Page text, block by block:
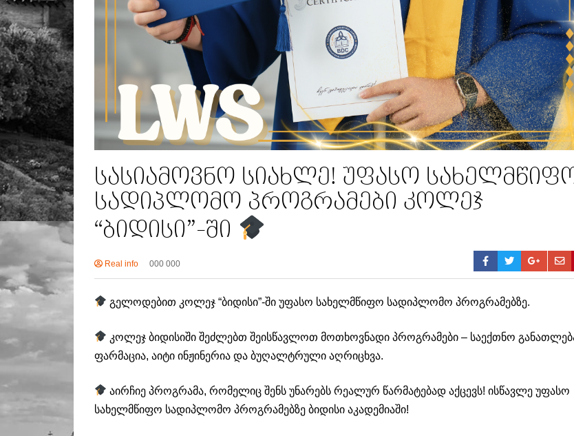
სასიამოვნო სიახლე! უფასო
სადიპლომო პროგრამები კოლეჯ
“ბიდისი”-ში
Real info 000 000
გელოდებით კოლეჯ “ბიდისი”-ში უფასო სახელმწიფო სადიპლომო პროგრამებზე.
კოლეჯ ბიდისიში შეძლებთ შეისწავლოთ მოთხოვნადი პროგრამები – საექთნო
ფარმაცია, აიტი ინჟინერია და ბუღალტრული აღრიცხვა.
აირჩიე პროგრამა, რომელიც შენს უნარებს რეალურ წარმატებად აქცევს! ისწავლე უფასო
სახელმწიფო სადიპლომო პროგრამებზე ბიდისი აკადემიაში!